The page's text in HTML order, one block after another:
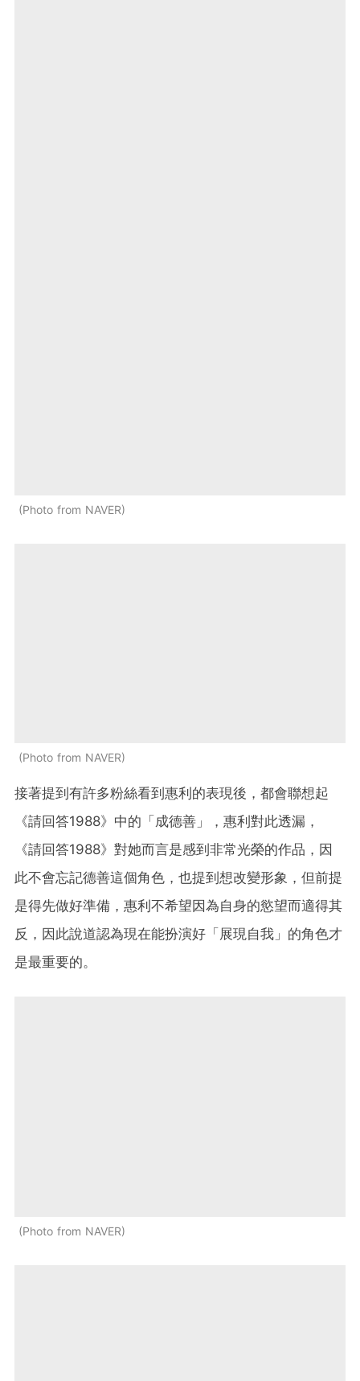
Photo from NAVER
Photo from NAVER
接著提到有許多粉絲看到惠利的表現後，都會聯想起
《請回答1988》中的「成德善」，惠利對此透漏，
《請回答1988》對她而言是感到非常光榮的作品，因
此不會忘記德善這個角色，也提到想改變形象，但前提
是得先做好準備，惠利不希望因為自身的慾望而適得其
反，因此說道認為現在能扮演好「展現自我」的角色才
是最重要的。
Photo from NAVER